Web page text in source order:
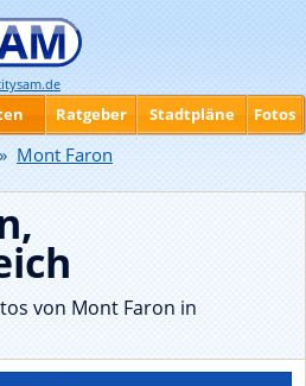
von Mont Faron in
Ratgeber Stadtpläne Fotos
» Mont Faron